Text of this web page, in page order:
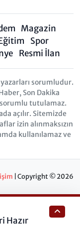
Magazin
Spor
Resmi İlan
sorumludur.
Son Dakika
tutulamaz.
açılır. Sitemizde
izin alınmaksızın
kullanılamaz ve
| Copyright © 2026
Hazır